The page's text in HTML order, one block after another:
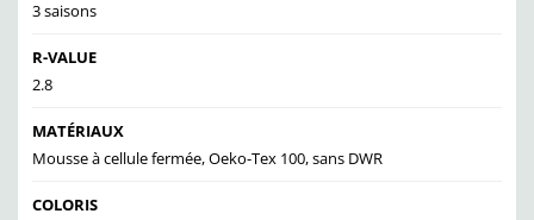
3 saisons
R-VALUE
2.8
MATÉRIAUX
Mousse à cellule fermée, Oeko-Tex 100, sans DWR
COLORIS